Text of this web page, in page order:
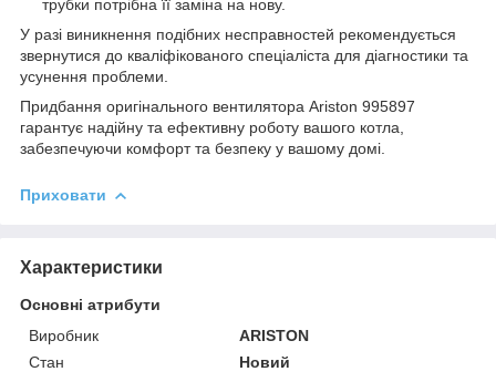
трубки потрібна її заміна на нову.
У разі виникнення подібних несправностей рекомендується
звернутися до кваліфікованого спеціаліста для діагностики та
усунення проблеми.
Придбання оригінального вентилятора Ariston 995897
гарантує надійну та ефективну роботу вашого котла,
забезпечуючи комфорт та безпеку у вашому домі.
Приховати
Характеристики
Основні атрибути
Виробник
ARISTON
Стан
Новий